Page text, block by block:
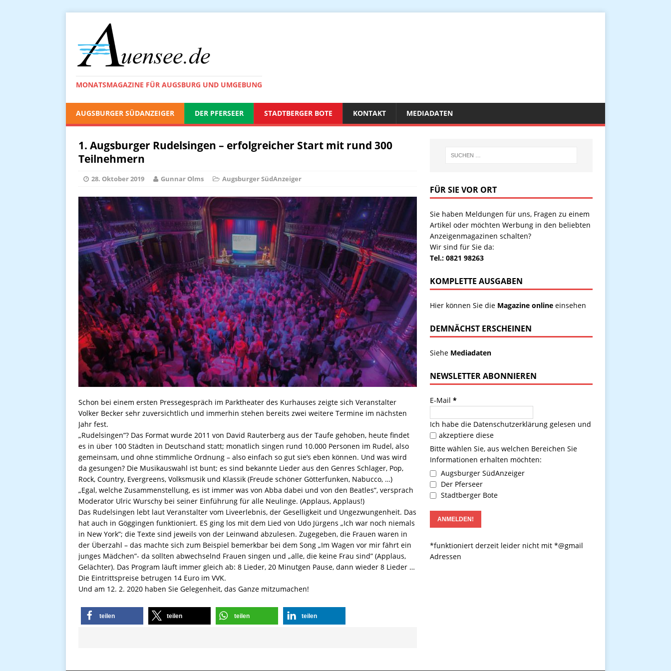
MONATSMAGAZINE FÜR AUGSBURG UND UMGEBUNG
AUGSBURGER SÜDANZEIGER DER PFERSEER STADTBERGER BOTE KONTAKT MEDIADATEN
1. Augsburger Rudelsingen – erfolgreicher Start mit rund 300
Teilnehmern
28. Oktober 2019 Gunnar Olms Augsburger SüdAnzeiger
Schon bei einem ersten Pressegespräch im Parktheater des Kurhauses zeigte sich Veranstalter
Volker Becker sehr zuversichtlich und immerhin stehen bereits zwei weitere Termine im nächsten
Jahr fest.
„Rudelsingen”? Das Format wurde 2011 von David Rauterberg aus der Taufe gehoben, heute findet
es in über 100 Städten in Deutschand statt; monatlich singen rund 10.000 Personen im Rudel, also
gemeinsam, und ohne stimmliche Ordnung – also einfach so gut sie’s eben können. Und was wird
da gesungen? Die Musikauswahl ist bunt; es sind bekannte Lieder aus den Genres Schlager, Pop,
Rock, Country, Evergreens, Volksmusik und Klassik (Freude schöner Götterfunken, Nabucco, …)
„Egal, welche Zusammenstellung, es ist immer was von Abba dabei und von den Beatles”, versprach
Moderator Ulric Wurschy bei seiner Einführung für alle Neulinge. (Applaus, Applaus!)
Das Rudelsingen lebt laut Veranstalter vom Liveerlebnis, der Geselligkeit und Ungezwungenheit. Das
hat auch in Göggingen funktioniert. ES ging los mit dem Lied von Udo Jürgens „Ich war noch niemals
in New York”; die Texte sind jeweils von der Leinwand abzulesen. Zugegeben, die Frauen waren in
der Überzahl – das machte sich zum Beispiel bemerkbar bei dem Song „Im Wagen vor mir fährt ein
junges Mädchen”- da sollten abwechselnd Frauen singen und „alle, die keine Frau sind” (Applaus,
Gelächter). Das Program läuft immer gleich ab: 8 Lieder, 20 Minutgen Pause, dann wieder 8 Lieder …
Die Eintrittspreise betrugen 14 Euro im VVK.
Und am 12. 2. 2020 haben Sie Gelegenheit, das Ganze mitzumachen!
teilen teilen teilen teilen
FÜR SIE VOR ORT
Sie haben Meldungen für uns, Fragen zu einem
Artikel oder möchten Werbung in den beliebten
Anzeigenmagazinen schalten?
Wir sind für Sie da:
Tel.: 0821 98263
KOMPLETTE AUSGABEN
Hier können Sie die Magazine onlineeinsehen
DEMNÄCHST ERSCHEINEN
Siehe Mediadaten
NEWSLETTER ABONNIEREN
E-Mail *
Ich habe die Datenschutzerklärunggelesen und
akzeptiere diese
Bitte wählen Sie, aus welchen Bereichen Sie
Informationen erhalten möchten:
Augsburger SüdAnzeiger
Der Pferseer
Stadtberger Bote
*funktioniert derzeit leider nicht mit *@gmail
Adressen